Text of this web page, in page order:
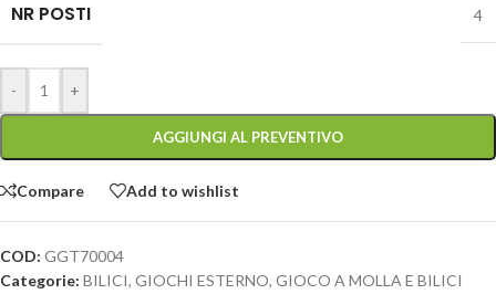
NR POSTI 4
- +
AGGIUNGI AL PREVENTIVO
Compare Add to wishlist
COD: GGT70004
Categorie: BILICI, GIOCHI ESTERNO, GIOCO A MOLLA E BILICI